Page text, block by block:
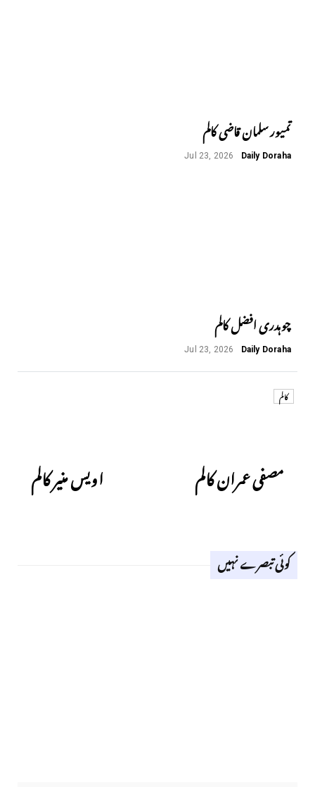
تمیور سلمان قاضی کالم
Daily Doraha
Jul 23, 2026
چوہدری افضل کالم
Daily Doraha
Jul 23, 2026
کالم
مصفی عمران کالم اویس منیر کالم
کوئی تبصرے نہیں